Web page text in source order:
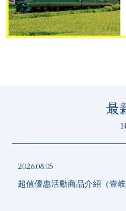
最
2026.08.05
超值優惠活動商品介紹（壹